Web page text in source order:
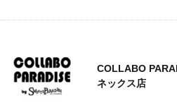
COLLABO
ネックス店